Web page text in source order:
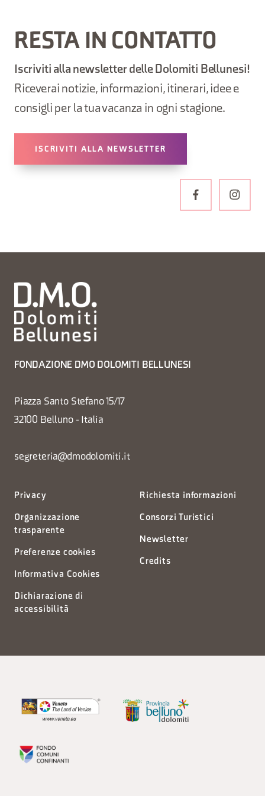
RESTA IN CONTATTO
Iscriviti alla newsletter delle Dolomiti Bellunesi!
Riceverai notizie, informazioni, itinerari, idee e
consigli per la tua vacanza in ogni stagione.
ISCRIVITI ALLA NEWSLETTER
FONDAZIONE DMO DOLOMITI BELLUNESI
Piazza Santo Stefano 15/17
32100 Belluno - Italia
segreteria@dmodolomiti.it
Privacy
Organizzazione
trasparente
Preferenze cookies
Informativa Cookies
Dichiarazione di
accessibilità
Richiesta informazioni
Consorzi Turistici
Newsletter
Credits